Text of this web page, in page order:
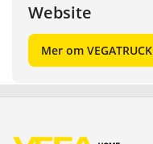
Website
Mer om VEGATRUCK